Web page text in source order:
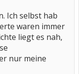
Ich selbst hab
waren immer
liegt es nah,
nur meine